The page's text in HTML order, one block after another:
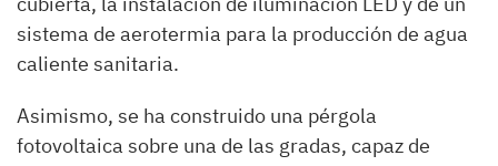
sistema de aerotermia para la producción de agua
caliente sanitaria.
Asimismo, se ha construido una pérgola
fotovoltaica sobre una de las gradas, capaz de